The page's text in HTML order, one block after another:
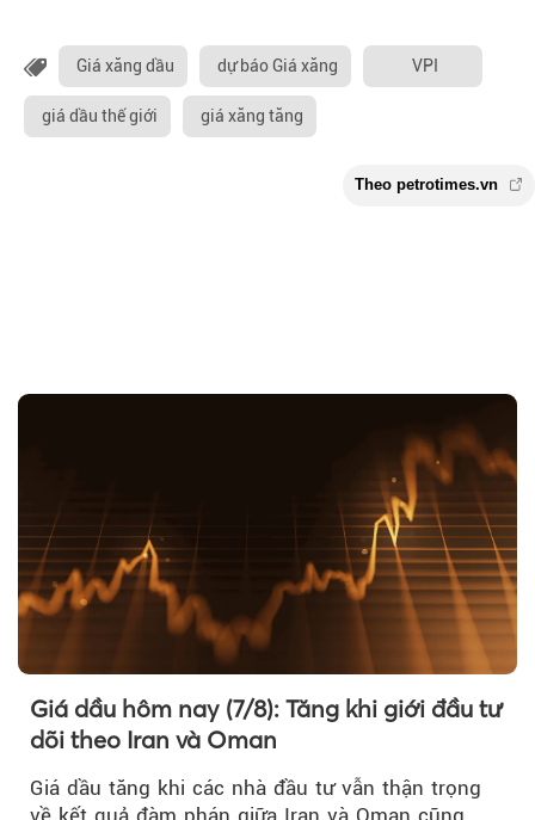
Giá xăng dầu dự báo Giá xăng VPI
giá dầu thế giới giá xăng tăng
Theo
Giá dầu hôm nay (7/8): Tăng khi giới đầu tư
dõi theo Iran và Oman
Giá dầu tăng khi các nhà đầu tư vẫn thận trọng